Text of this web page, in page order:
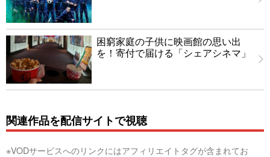
困窮家庭の子供に映画館の思い出
を！寄付で届ける「シェアシネマ」
関連作品を配信サイトで視聴
※VODサービスへのリンクにはアフィリエイトタグが含まれてお